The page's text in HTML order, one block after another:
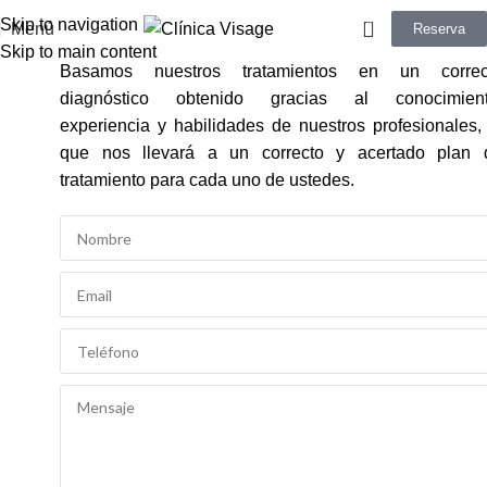
Skip to navigation
Skip to main content
Menú 0
Reserva
Basamos nuestros tratamientos en un
diagnóstico obtenido gracias al
experiencia y habilidades de nuestros
que nos llevará a un correcto y acertado plan
tratamiento para cada uno de ustedes.